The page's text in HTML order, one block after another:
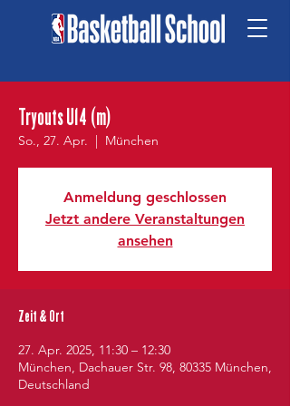
Tryouts U14 (m)
So., 27. Apr.
  |
München
Anmeldung geschlossen
Jetzt andere Veranstaltungen
ansehen
Zeit & Ort
27. Apr. 2025, 11:30 – 12:30
München, Dachauer Str. 98, 80335 München,
Deutschland